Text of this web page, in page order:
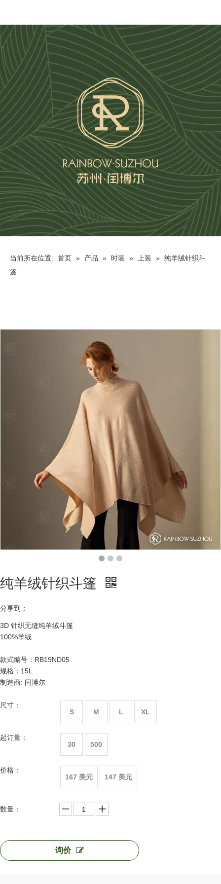
当前所在位置: 首页 » 产品 » 时装 » 上装 » 纯羊绒针织斗
篷
纯羊绒针织斗篷
分享到：
3D 针织无缝纯羊绒斗篷
100%羊绒
款式编号：RB19ND05
规格：15L
制造商: 闰博尔
尺寸：
S
M L XL
起订量：
30
500
价格：
167 美元
147 美元
数量：
询价